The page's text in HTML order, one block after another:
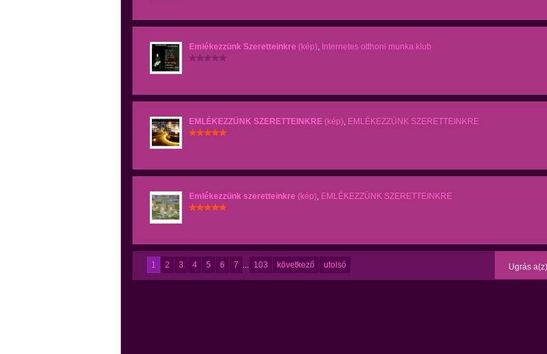
Emlékezzünk Szeretteinkre (kép), Internetes otthoni munka klub
EMLÉKEZZÜNK SZERETTEINKRE (kép), EMLÉKEZZÜNK SZERETTEINKRE
Emlékezzünk szeretteinkre (kép), EMLÉKEZZÜNK SZERETTEINKRE
Ugrás a(z)
1 2 3 4 5 6 7 ... 103 következő utolsó